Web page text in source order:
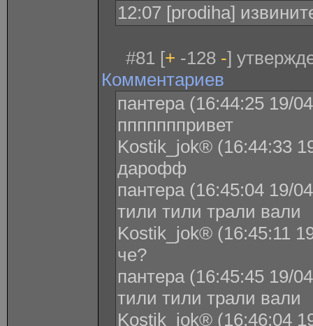
12:07 [prodiha]
#81 [+ -128 -]
Комментариев
пантера (16:44:25 19/
пппппппривет
Kostik_jok® (16:44:33
дарофф
пантера (16:45:04 19/
тили тили трали вали
Kostik_jok® (16:45:11
че?
пантера (16:45:45 19/
тили тили трали вали
Kostik_jok® (16:46:04